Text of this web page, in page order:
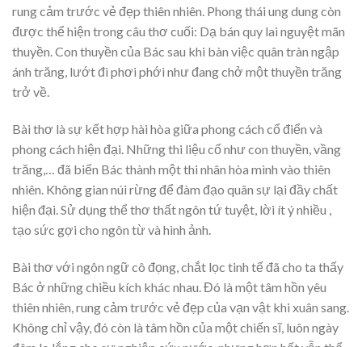
rung cảm trước vẻ đẹp thiên nhiên. Phong thái ung dung còn
được thể hiện trong câu thơ cuối: Dạ bán quy lai nguyệt mãn
thuyền. Con thuyền của Bác sau khi bàn việc quân tràn ngập
ánh trăng, lướt đi phơi phới như đang chở một thuyền trăng
trở về.
Bài thơ là sự kết hợp hài hòa giữa phong cách cổ điển và
phong cách hiện đại. Những thi liệu cổ như con thuyền, vầng
trăng,… đã biến Bác thành một thi nhân hòa mình vào thiên
nhiên. Không gian núi rừng để đàm đạo quân sự lại đầy chất
hiện đại. Sử dụng thể thơ thất ngôn tứ tuyệt, lời ít ý nhiều ,
tạo sức gợi cho ngôn từ và hình ảnh.
Bài thơ với ngôn ngữ cô đọng, chắt lọc tinh tế đã cho ta thấy
Bác ở những chiều kích khác nhau. Đó là một tâm hồn yêu
thiên nhiên, rung cảm trước vẻ đẹp của vạn vật khi xuân sang.
Không chỉ vậy, đó còn là tâm hồn của một chiến sĩ, luôn ngày